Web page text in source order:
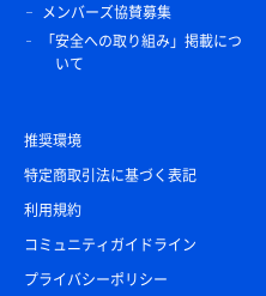
メンバーズ協賛募集
「安全への取り組み」掲載につ
いて
推奨環境
特定商取引法に基づく表記
利用規約
コミュニティガイドライン
プライバシーポリシー